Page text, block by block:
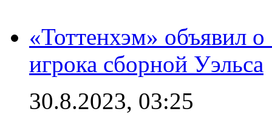
«Тоттенхэм» объявил
игрока сборной Уэльса
30.8.2023, 03:25